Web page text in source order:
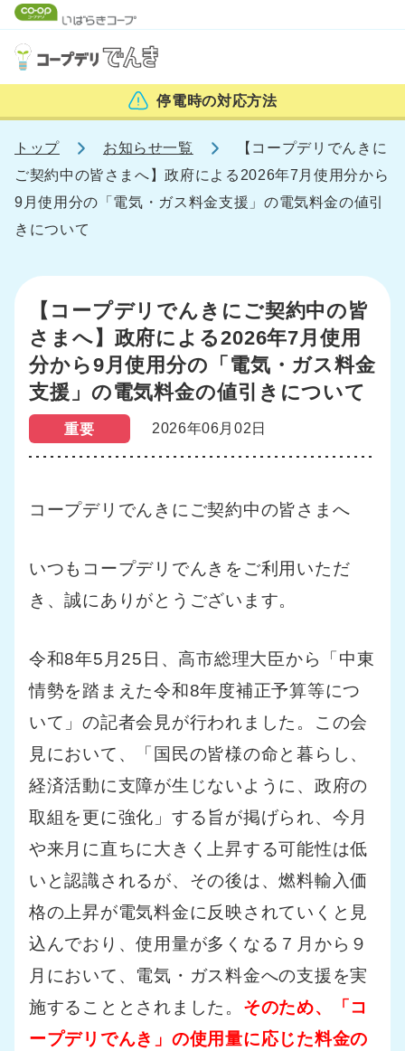
停電時の対応方法
トップ お知らせ一覧
【コープデリでんきに
ご契約中の皆さまへ】政府による2026年7月使用分から
9月使用分の「電気・ガス料金支援」の電気料金の値引
きについて
【コープデリでんきにご契約中の皆
さまへ】政府による2026年7月使用
分から9月使用分の「電気・ガス料金
支援」の電気料金の値引きについて
重要 2026年06月02日
コープデリでんきにご契約中の皆さまへ
いつもコープデリでんきをご利用いただ
き、誠にありがとうございます。
令和8年5月25日、高市総理大臣から「中東
情勢を踏まえた令和8年度補正予算等につ
いて」の記者会見が行われました。 この会
見において、「国民の皆様の命と暮らし、
経済活動に支障が生じないように、政府の
取組を更に強化」する旨が掲げられ、今月
や来月に直ちに大きく上昇する可能性は低
いと認識されるが、その後は、燃料輸入価
格の上昇が電気料金に反映されていくと見
込んでおり、使用量が多くなる７月から９
月において、電気・ガス料金への支援を実
施することとされました。 そのため、「コ
ープデリでんき」の使用量に応じた料金の